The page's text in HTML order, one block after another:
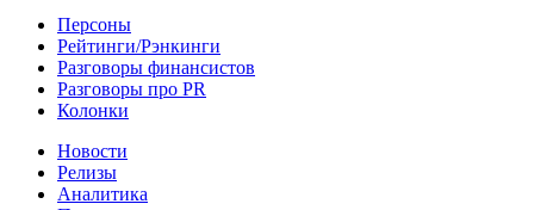
Персоны
Рейтинги/Рэнкинги
Разговоры финансистов
Разговоры про PR
Колонки
Новости
Релизы
Аналитика